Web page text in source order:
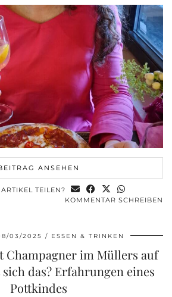
ANSEHEN
TEILEN?
KOMMENTAR SCHREIBEN
03/2025 ESSEN & TRINKEN
im Müllers auf
das? Erfahrungen eines
Pottkindes